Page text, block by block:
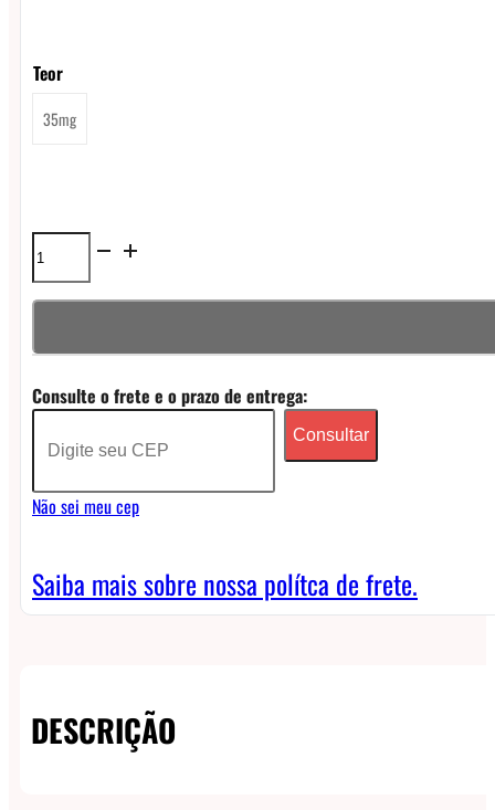
Teor
35mg
Líquido
Nasty
Nicsalt
Peach
Ice
quantidade
Consulte o frete e o prazo de entrega:
Consultar
Não sei meu cep
Saiba mais sobre nossa polítca de frete.
DESCRIÇÃO